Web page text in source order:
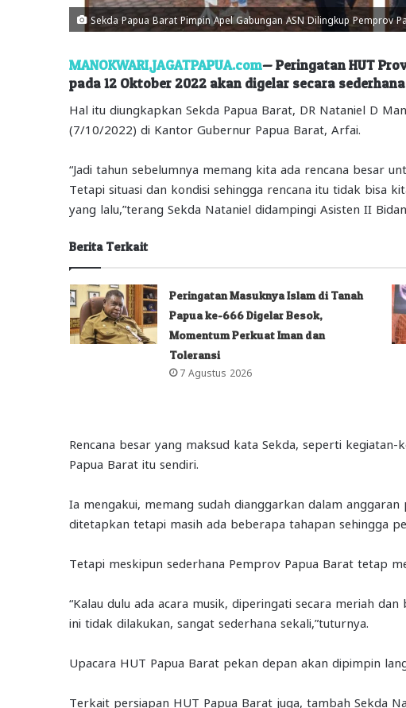
Sekda Papua Barat Pimpin Apel Gabungan ASN Dilingkup Pemprov
MANOKWARI,JAGATPAPUA.com— Peringatan HUT
pada 12 Oktober 2022 akan digelar secara
Hal itu diungkapkan Sekda Papua Barat, DR Nataniel D
(7/10/2022) di Kantor Gubernur Papua Barat, Arfai.
“Jadi tahun sebelumnya memang kita ada rencana besar
Tetapi situasi dan kondisi sehingga rencana itu tidak bisa
yang lalu,”terang Sekda Nataniel didampingi Asisten II
Berita Terkait
Peringatan Masuknya Islam di Tanah
Papua ke-666 Digelar Besok,
Momentum Perkuat Iman dan
Toleransi
7 Agustus 2026
Rencana besar yang maksud kata Sekda, seperti
Papua Barat itu sendiri.
Ia mengakui, memang sudah dianggarkan dalam
ditetapkan tetapi masih ada beberapa tahapan sehingga
Tetapi meskipun sederhana Pemprov Papua Barat tetap
“Kalau dulu ada acara musik, diperingati secara meriah
ini tidak dilakukan, sangat sederhana sekali,”tuturnya.
Upacara HUT Papua Barat pekan depan akan dipimpin
Terkait persiapan HUT Papua Barat juga, tambah Sekda